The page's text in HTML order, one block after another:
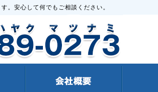
。安心して何でもご相談ください。